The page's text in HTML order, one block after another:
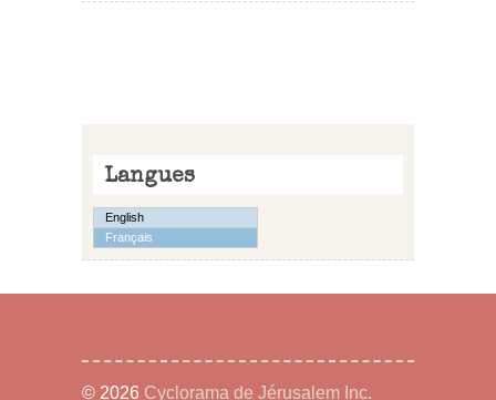
Langues
English
Français
© 2026 Cyclorama de Jérusalem Inc.